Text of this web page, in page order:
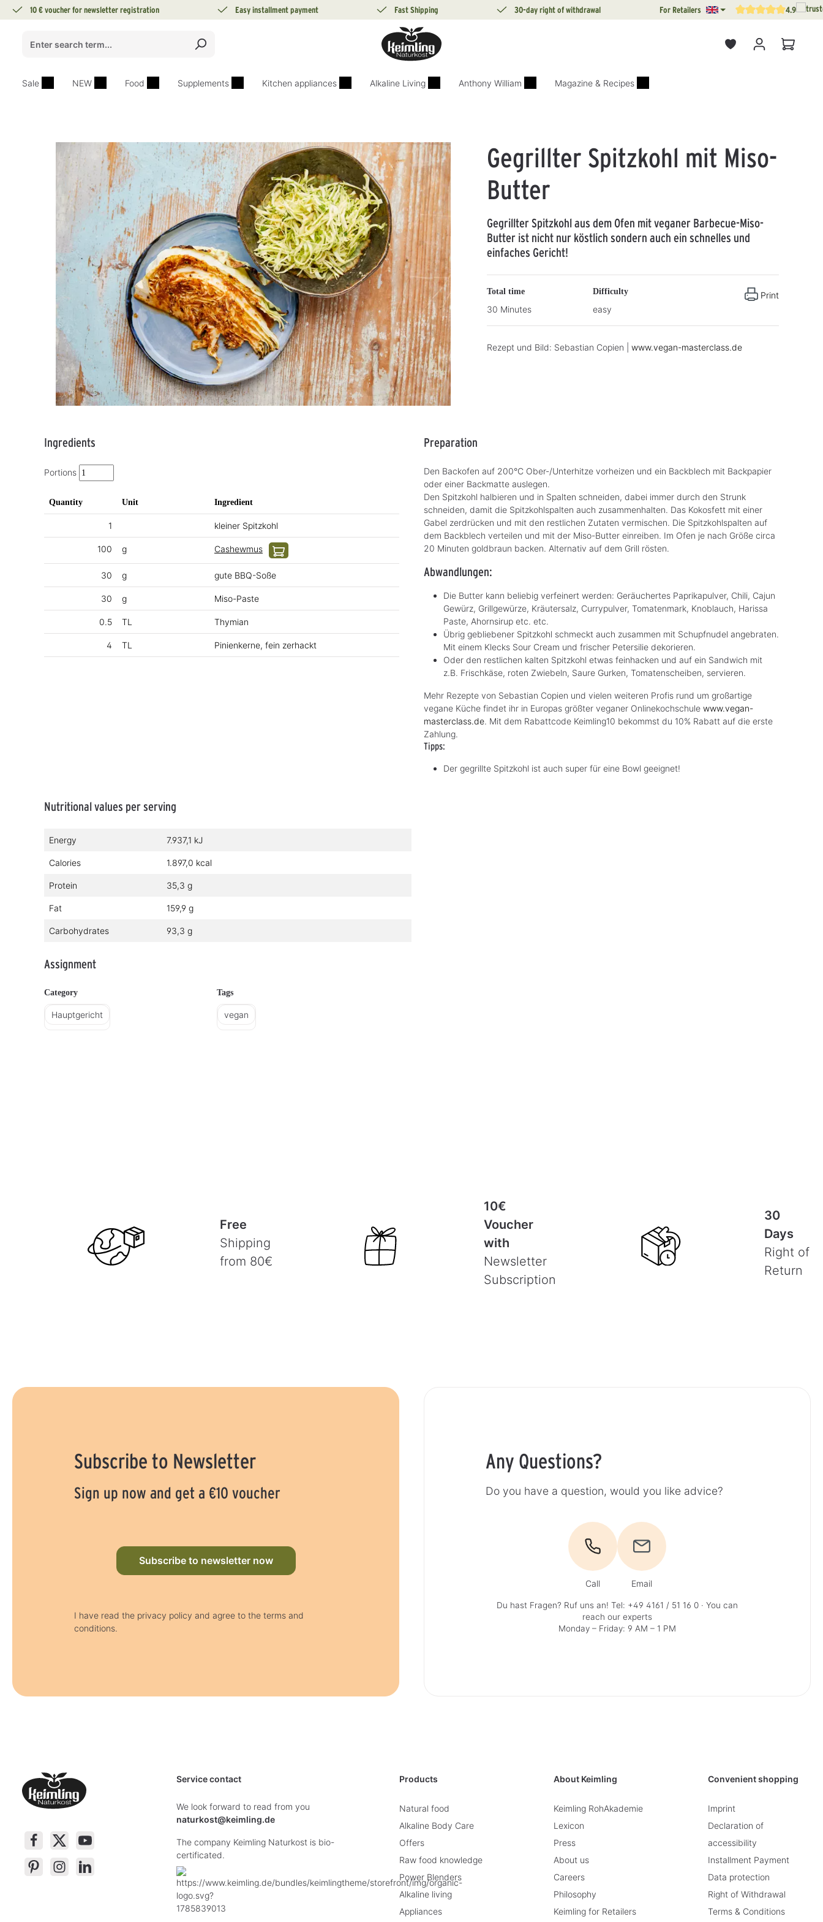
Skip to main navigation
10 € voucher for newsletter registration Easy installment payment Fast Shipping 30-day right of withdrawal For Retailers Average rating of 4.9 out
4.9
Sale NEW Food Supplements Kitchen appliances Alkaline Living Anthony William Magazine & Recipes
Skip image gallery
Gegrillter Spitzkohl mit Miso-
Butter
Gegrillter Spitzkohl aus dem Ofen mit veganer Barbecue-Miso-
Butter ist nicht nur köstlich sondern auch ein schnelles und
einfaches Gericht!
Total time
30 Minutes
Difficulty
easy
Print
Rezept und Bild: Sebastian Copien |www.vegan-masterclass.de
Ingredients
Portions
Quantity Unit Ingredient
1 kleiner Spitzkohl
100 g Cashewmus
30 g gute BBQ-Soße
30 g Miso-Paste
0.5 TL Thymian
4 TL Pinienkerne, fein zerhackt
Preparation
Den Backofen auf 200°C Ober-/Unterhitze vorheizen und ein Backblech mit Backpapier
oder einer Backmatte auslegen.
Den Spitzkohl halbieren und in Spalten schneiden, dabei immer durch den Strunk
schneiden, damit die Spitzkohlspalten auch zusammenhalten. Das Kokosfett mit einer
Gabel zerdrücken und mit den restlichen Zutaten vermischen. Die Spitzkohlspalten auf
dem Backblech verteilen und mit der Miso-Butter einreiben. Im Ofen je nach Größe circa
20 Minuten goldbraun backen. Alternativ auf dem Grill rösten.
Abwandlungen:
Die Butter kann beliebig verfeinert werden: Geräuchertes Paprikapulver, Chili, Cajun
Gewürz, Grillgewürze, Kräutersalz, Currypulver, Tomatenmark, Knoblauch, Harissa
Paste, Ahornsirup etc. etc.
Übrig gebliebener Spitzkohl schmeckt auch zusammen mit Schupfnudel angebraten.
Mit einem Klecks Sour Cream und frischer Petersilie dekorieren.
Oder den restlichen kalten Spitzkohl etwas feinhacken und auf ein Sandwich mit
z.B. Frischkäse, roten Zwiebeln, Saure Gurken, Tomatenscheiben, servieren.
Mehr Rezepte von Sebastian Copien und vielen weiteren Profis rund um großartige
vegane Küche findet ihr in Europas größter veganer Onlinekochschule www.vegan-
masterclass.de. Mit dem Rabattcode Keimling10 bekommst du 10% Rabatt auf die erste
Zahlung.
Tipps:
Der gegrillte Spitzkohl ist auch super für eine Bowl geeignet!
Nutritional values per serving
Energy 7.937,1 kJ
Calories 1.897,0 kcal
Protein 35,3 g
Fat 159,9 g
Carbohydrates 93,3 g
Assignment
Category
Hauptgericht
Tags
vegan
Free
Shipping
from 80€
10€
Voucher
with
Newsletter
Subscription
30
Days
Right of
Return
Subscribe to Newsletter
Sign up now and get a €10 voucher
Subscribe to newsletter now
I have read the privacy policy and agree to the terms and
conditions.
Any Questions?
Do you have a question, would you like advice?
Call Email
Du hast Fragen? Ruf uns an! Tel: +49 4161 / 51 16 0 · You can
reach our experts
Monday – Friday: 9 AM – 1 PM
Service contact
We look forward to read from you
naturkost@keimling.de
The company Keimling Naturkost is bio-
certificated.
Products
Natural food
Alkaline Body Care
Offers
Raw food knowledge
Power Blenders
Alkaline living
Appliances
About Keimling
Keimling RohAkademie
Lexicon
Press
About us
Careers
Philosophy
Keimling for Retailers
Convenient shopping
Imprint
Declaration of
accessibility
Installment Payment
Data protection
Right of Withdrawal
Terms & Conditions